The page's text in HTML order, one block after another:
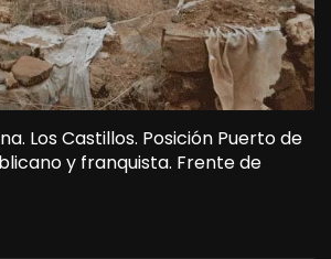
Los Castillos. Posición Puerto de
y franquista. Frente de